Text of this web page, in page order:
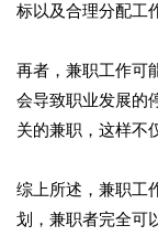
标以及合理分配工
再者，兼职工作可
会导致职业发展的
关的兼职，这样不
综上所述，兼职工
划，兼职者完全可